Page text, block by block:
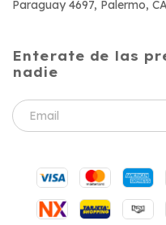
Paraguay 4697, Palermo,
Enterate de las
nadie